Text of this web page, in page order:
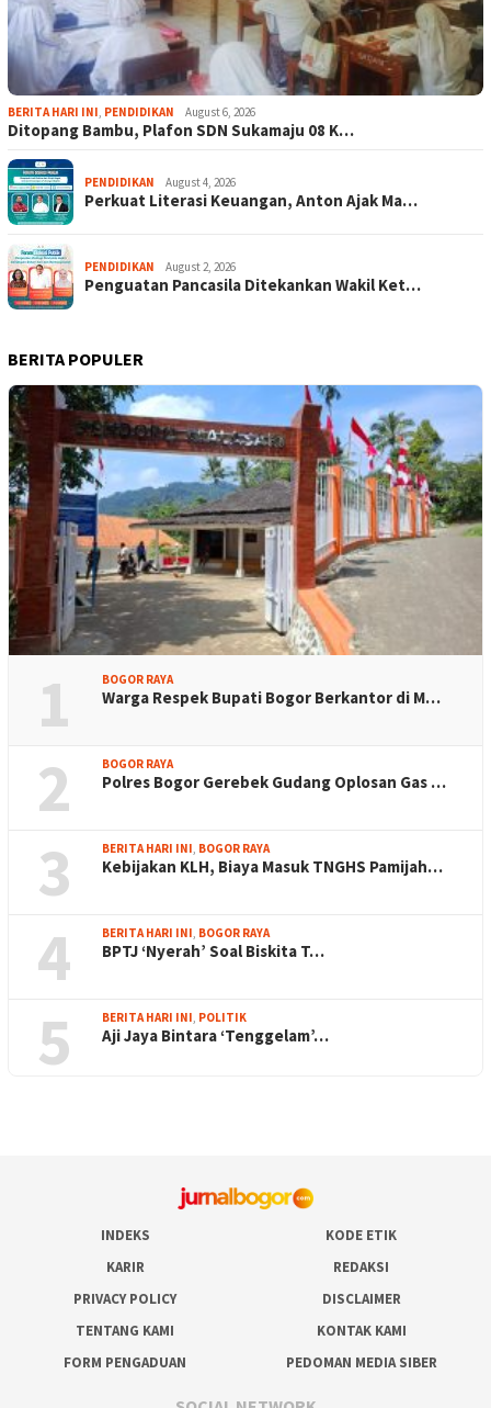
BERITA HARI INI, PENDIDIKAN August 6, 2026
Ditopang Bambu, Plafon SDN Sukamaju 08 K…
PENDIDIKAN August 4, 2026
Perkuat Literasi Keuangan, Anton Ajak Ma…
PENDIDIKAN August 2, 2026
Penguatan Pancasila Ditekankan Wakil Ket…
BERITA POPULER
1 BOGOR RAYA
Warga Respek Bupati Bogor Berkantor di M…
2 BOGOR RAYA
Polres Bogor Gerebek Gudang Oplosan Gas …
3 BERITA HARI INI, BOGOR RAYA
Kebijakan KLH, Biaya Masuk TNGHS Pamijah…
4 BERITA HARI INI, BOGOR RAYA
BPTJ ‘Nyerah’ Soal Biskita T…
5 BERITA HARI INI, POLITIK
Aji Jaya Bintara ‘Tenggelam’…
INDEKS
KODE ETIK
KARIR
REDAKSI
PRIVACY POLICY
DISCLAIMER
TENTANG KAMI
KONTAK KAMI
FORM PENGADUAN
PEDOMAN MEDIA SIBER